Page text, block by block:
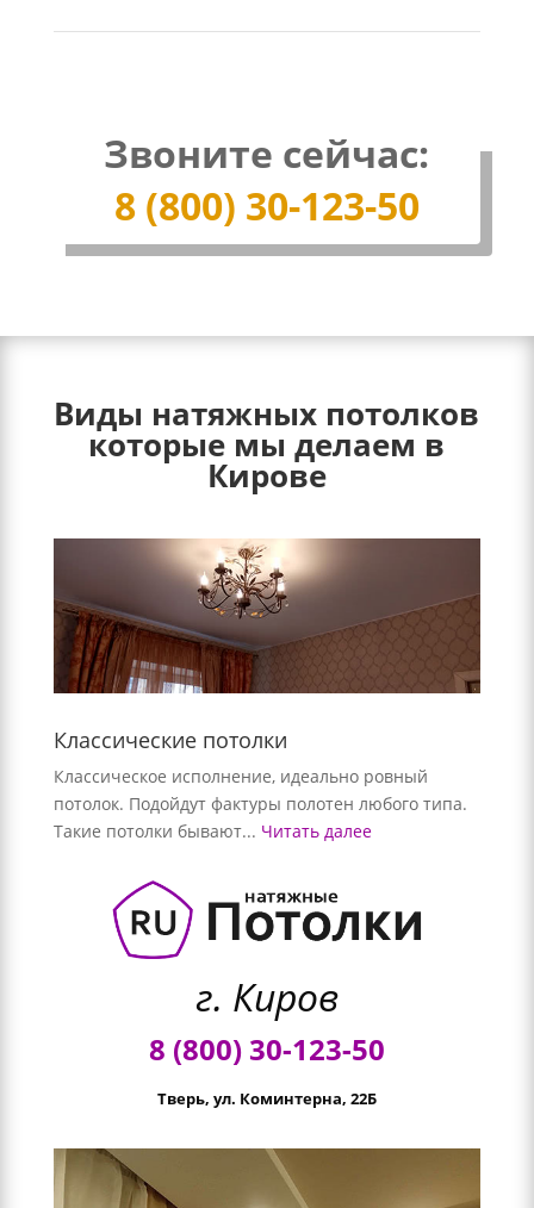
Звоните сейчас:
8 (800) 30-123-50
Виды натяжных потолков
которые мы делаем в
Кирове
Классические потолки
Классическое исполнение, идеально ровный
потолок. Подойдут фактуры полотен любого типа.
Такие потолки бывают... Читать далее
г. Киров
8 (800) 30-123-50
Тверь, ул. Коминтерна, 22Б